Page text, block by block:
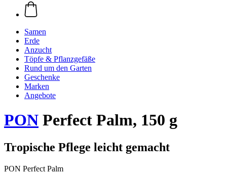
Samen
Erde
Anzucht
Töpfe & Pflanzgefäße
Rund um den Garten
Geschenke
Marken
Angebote
PON Perfect Palm, 150 g
Tropische Pflege leicht gemacht
PON Perfect Palm